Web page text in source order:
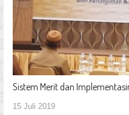
Sistem Merit dan
15 Juli 2019